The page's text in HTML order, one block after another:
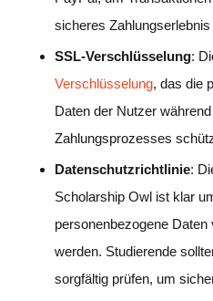
sicheres
SSL-Verschlüsselung:
Verschlüsselung, das die
Daten der Nutzer
Zahlungsprozesses
Datenschutzrichtlinie:
Scholarship Owl ist klar
personenbezogene
werden. Studierende
sorgfältig prüfen, um